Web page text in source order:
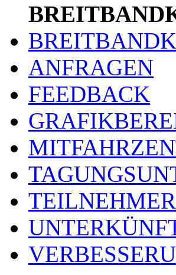
ANFRAGEN
FEEDBACK
TEILNEHMER